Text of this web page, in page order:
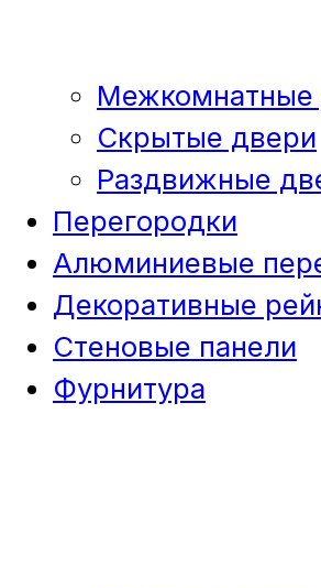
Межкомнатные
Скрытые двери
Раздвижные
Перегородки
Алюминиевые
Декоративные
Стеновые панели
Фурнитура